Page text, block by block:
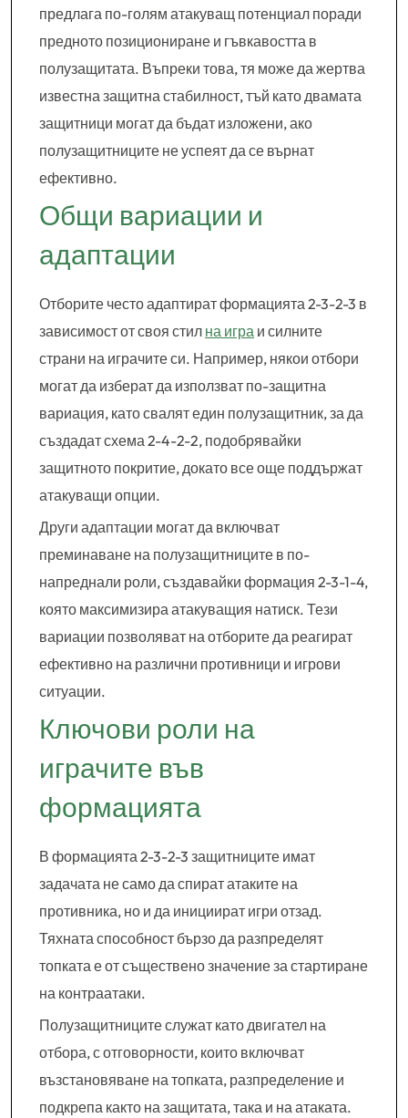
предлага по-голям атакуващ потенциал поради
предното позициониране и гъвкавостта в
полузащитата. Въпреки това, тя може да жертва
известна защитна стабилност, тъй като двамата
защитници могат да бъдат изложени, ако
полузащитниците не успеят да се върнат
ефективно.
Общи вариации и
адаптации
Отборите често адаптират формацията 2-3-2-3 в
зависимост от своя стил на игра и силните
страни на играчите си. Например, някои отбори
могат да изберат да използват по-защитна
вариация, като свалят един полузащитник, за да
създадат схема 2-4-2-2, подобрявайки
защитното покритие, докато все още поддържат
атакуващи опции.
Други адаптации могат да включват
преминаване на полузащитниците в по-
напреднали роли, създавайки формация 2-3-1-4,
която максимизира атакуващия натиск. Тези
вариации позволяват на отборите да реагират
ефективно на различни противници и игрови
ситуации.
Ключови роли на
играчите във
формацията
В формацията 2-3-2-3 защитниците имат
задачата не само да спират атаките на
противника, но и да инициират игри отзад.
Тяхната способност бързо да разпределят
топката е от съществено значение за стартиране
на контраатаки.
Полузащитниците служат като двигател на
отбора, с отговорности, които включват
възстановяване на топката, разпределение и
подкрепа както на защитата, така и на атаката.